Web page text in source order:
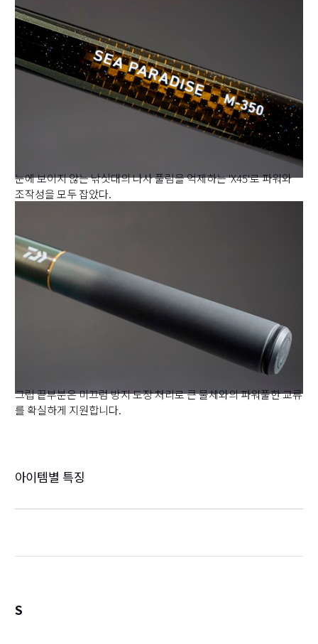
눈에 보이지 않는 낚싯대의 나사 풀림을 억제하는 'X45'로 파워와
조작성을 모두 잡았다.
그립 끝부분은 미끄럼 방지 도장 처리로 큰 물체와의 파워풀한 교류
를 확실하게 지원합니다.
아이템별 특징
S